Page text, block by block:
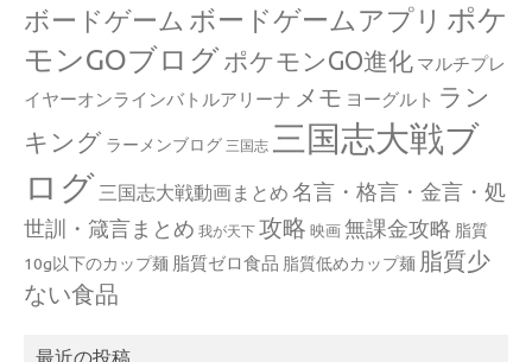
ボードゲーム ボードゲームアプリ ポケ
モンGOブログ ポケモンGO進化 マルチプレ
イヤーオンラインバトルアリーナ メモ ヨーグルト ラン
キング ラーメンブログ 三国志 三国志大戦ブ
ログ 三国志大戦動画まとめ 名言・格言・金言・処
世訓・箴言まとめ 我が天下 攻略 映画 無課金攻略 脂質
10g以下のカップ麺 脂質ゼロ食品 脂質低めカップ麺 脂質少
ない食品
最近の投稿